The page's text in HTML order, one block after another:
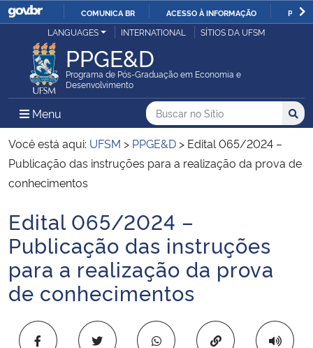
IR
O
COMUNICA BR ACESSO À INFORMAÇÃO
Ministério da Justiça e Segurança Pública
Ministério da Defesa
Ministério das Relações Exteriores
Ministério da Economia
Ministério da Infraestrutura
Ministério da Agricultura, Pecuária e Abastecimento
Ministério da Educação
Ministério da Cidadania
LANGUAGES INTERNATIONAL SÍTIOS DA UFSM
PPGE&D
Programa de Pós-Graduação em Economia e
Desenvolvimento
Menu Menu Principal do Sítio
Busca
Buscar no no Sítio
Busca:
Você está aqui: UFSM > PPGE&D > Edital 065/2024 –
Publicação das instruções para a realização da prova de
conhecimentos
Início do conteúdo
Edital 065/2024 –
Publicação das instruções
para a realização da prova
de conhecimentos
Copiar para área